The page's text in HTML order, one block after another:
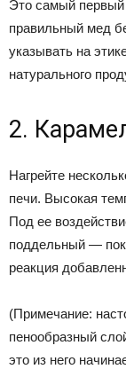
Это самый
правильный мед
указывать на
натурального
2.
Нагрейте
печи. Высокая
Под ее
поддельный —
реакция
(Примечание:
пенообразный
это из него